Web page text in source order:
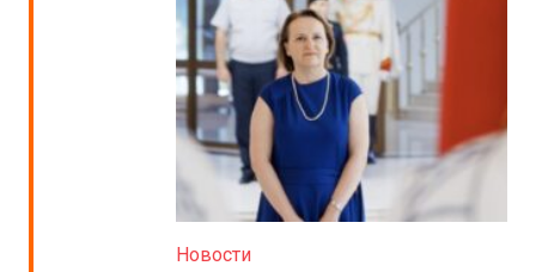
Новости